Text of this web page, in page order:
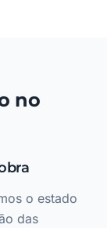
no
o estado
das